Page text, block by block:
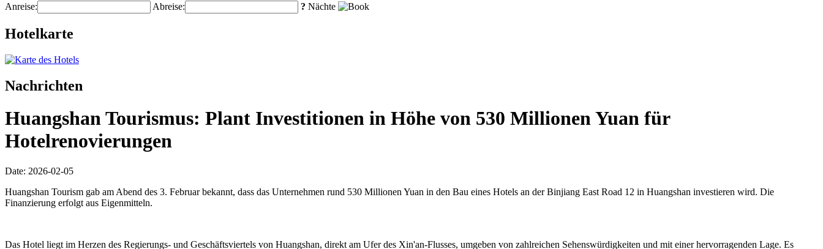
Anreise:
Abreise: ? Nächte
Hotelkarte
Nachrichten
Huangshan Tourismus: Plant Investitionen in Höhe von 530 Millionen Yuan für
Hotelrenovierungen
Date: 2026-02-05
Huangshan Tourism gab am Abend des 3. Februar bekannt, dass das Unternehmen rund 530 Millionen Yuan in den Bau eines Hotels an der Binjiang East Road 12 in Huangshan investieren wird. Die
Finanzierung erfolgt aus Eigenmitteln.
Das Hotel liegt im Herzen des Regierungs- und Geschäftsviertels von Huangshan, direkt am Ufer des Xin'an-Flusses, umgeben von zahlreichen Sehenswürdigkeiten und mit einer hervorragenden Lage. Es